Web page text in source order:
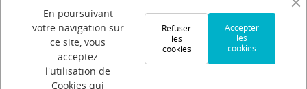
Votre compte
Connexion
Création de compte
Suivi de commande
En poursuivant
votre navigation sur
ce site, vous
acceptez
l'utilisation de
Cookies qui
Accepter
les
cookies
Refuser
les
cookies